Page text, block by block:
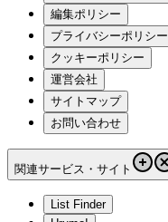
編集ポリシー
プライバシーポリシー
クッキーポリシー
運営会社
サイトマップ
お問い合わせ
関連サービス・サイト
List Finder